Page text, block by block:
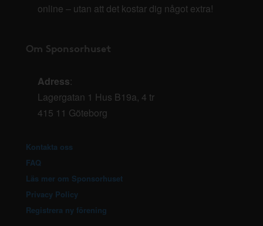
online – utan att det kostar dig något extra!
Om Sponsorhuset
Adress:
Lagergatan 1 Hus B19a, 4 tr
415 11 Göteborg
Kontakta oss
FAQ
Läs mer om Sponsorhuset
Privacy Policy
Registrera ny förening